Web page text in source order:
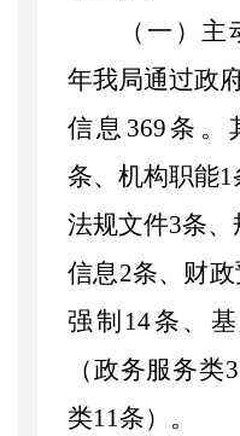
（一）主
年我局通过政
信息 369条。
条、机构职能1
法规文件3条、
信息2条、财
强制 14条、
（政务服务类
类11条）。